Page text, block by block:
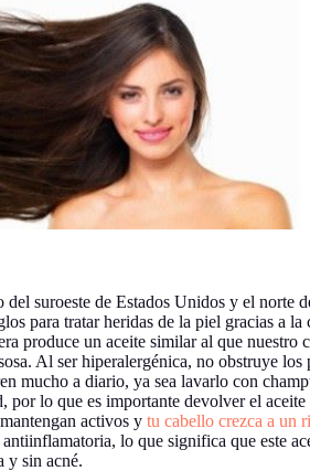
del suroeste de Estados Unidos y el norte
para tratar heridas de la piel gracias a la
produce un aceite similar al que nuestro
Al ser hiperalergénica, no obstruye los
mucho a diario, ya sea lavarlo con
por lo que es importante devolver el
activos y tu cabello crezca a un
lo que significa que este
y sin acné.